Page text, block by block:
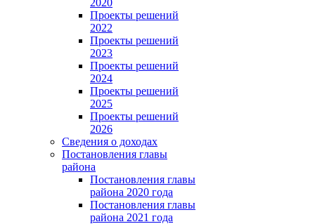
2020
Проекты решений
2022
Проекты решений
2023
Проекты решений
2024
Проекты решений
2025
Проекты решений
2026
Сведения о доходах
Постановления главы
района
Постановления главы
района 2020 года
Постановления главы
района 2021 года